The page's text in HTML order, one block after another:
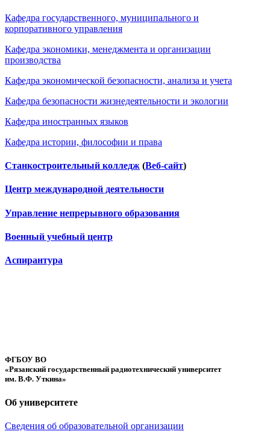
Кафедра государственного, муниципального и
корпоративного управления
Кафедра экономики, менеджмента и организации
производства
Кафедра экономической безопасности, анализа и учета
Кафедра безопасности жизнедеятельности и экологии
Кафедра иностранных языков
Кафедра истории, философии и права
Станкостроительный колледж (Веб-сайт)
Центр международной деятельности
Управление непрерывного образования
Военный учебный центр
Аспирантура
ФГБОУ ВО
«Рязанский государственный радиотехнический университет
им. В.Ф. Уткина»
Об университете
Сведения об образовательной организации